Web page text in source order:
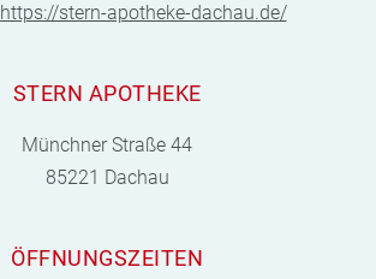
https://stern-apotheke-dachau.de/
STERN APOTHEKE
Münchner Straße 44
85221 Dachau
ÖFFNUNGSZEITEN